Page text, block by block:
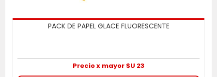
PACK DE PAPEL GLACE FLUORESCENTE
Precio x mayor $U 23